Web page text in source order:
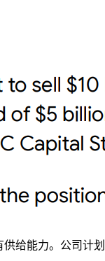
给能力。公司计